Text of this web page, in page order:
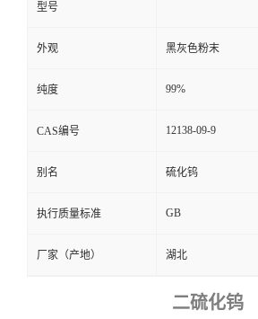
型号
外观 黑灰色粉末
纯度 99%
CAS编号 12138-09-9
别名 硫化钨
执行质量标准 GB
厂家（产地） 湖北
二硫化钨